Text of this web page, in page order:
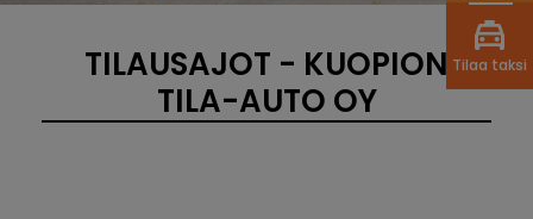
Tilaa taksi
TILAUSAJOT - KUOPION
TILA-AUTO OY